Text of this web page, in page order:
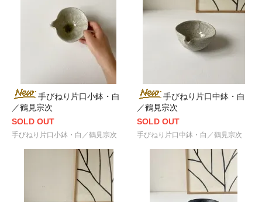
手びねり片口小鉢・白
／鶴見宗次
SOLD OUT
手びねり片口小鉢・白／鶴見宗次
手びねり片口中鉢・白
／鶴見宗次
SOLD OUT
手びねり片口中鉢・白／鶴見宗次